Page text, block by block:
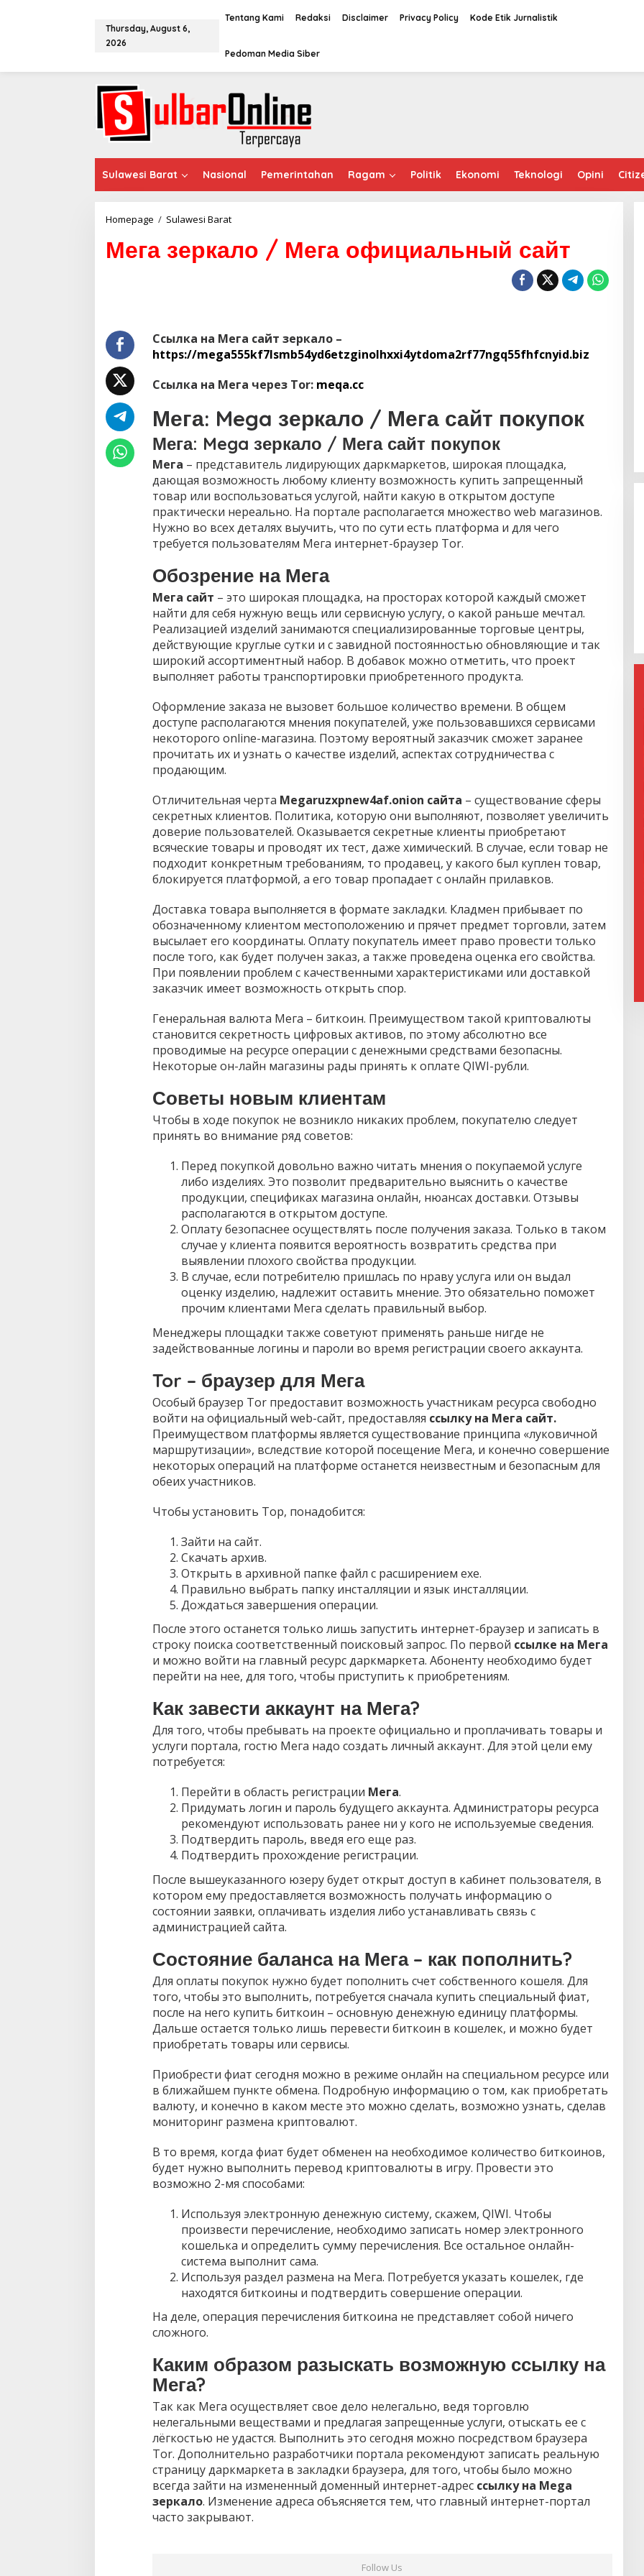
o
Thursday, August 6,
2026
Tentang Kami Redaksi Disclaimer Privacy Policy Kode Etik Jurnalistik
Pedoman Media Siber
Sulawesi Barat Nasional Pemerintahan Ragam Politik Ekonomi Teknologi Opini
Homepage / Sulawesi Barat
г
а
л
о
/
е
а
о
ф
и
ц
и
а
л
ь
н
ы
а
й
Мега зеркало / Мега официальный сайт
Ссылка на Мега сайт зеркало –
https://mega555kf7lsmb54yd6etzginolhxxi4ytdoma2rf77ngq55fhfcnyid.biz
Ссылка на Мега через Tor: meqa.cc
Мега: Mega зеркало / Мега сайт покупок
Мега: Mega зеркало / Мега сайт покупок
Мега – представитель лидирующих даркмаркетов, широкая площадка,
дающая возможность любому клиенту возможность купить запрещенный
товар или воспользоваться услугой, найти какую в открытом доступе
практически нереально. На портале располагается множество web магазинов.
Нужно во всех деталях выучить, что по сути есть платформа и для чего
требуется пользователям Мега интернет-браузер Tor.
Обозрение на Мега
Мега сайт – это широкая площадка, на просторах которой каждый сможет
найти для себя нужную вещь или сервисную услугу, о какой раньше мечтал.
Реализацией изделий занимаются специализированные торговые центры,
действующие круглые сутки и с завидной постоянностью обновляющие и так
широкий ассортиментный набор. В добавок можно отметить, что проект
выполняет работы транспортировки приобретенного продукта.
Оформление заказа не вызовет большое количество времени. В общем
доступе располагаются мнения покупателей, уже пользовавшихся сервисами
некоторого online-магазина. Поэтому вероятный заказчик сможет заранее
прочитать их и узнать о качестве изделий, аспектах сотрудничества с
продающим.
Отличительная черта Megaruzxpnew4af.onion сайта – существование сферы
секретных клиентов. Политика, которую они выполняют, позволяет увеличить
доверие пользователей. Оказывается секретные клиенты приобретают
всяческие товары и проводят их тест, даже химический. В случае, если товар не
подходит конкретным требованиям, то продавец, у какого был куплен товар,
блокируется платформой, а его товар пропадает с онлайн прилавков.
Доставка товара выполняется в формате закладки. Кладмен прибывает по
обозначенному клиентом местоположению и прячет предмет торговли, затем
высылает его координаты. Оплату покупатель имеет право провести только
после того, как будет получен заказ, а также проведена оценка его свойства.
При появлении проблем с качественными характеристиками или доставкой
заказчик имеет возможность открыть спор.
Генеральная валюта Мега – биткоин. Преимуществом такой криптовалюты
становится секретность цифровых активов, по этому абсолютно все
проводимые на ресурсе операции с денежными средствами безопасны.
Некоторые он-лайн магазины рады принять к оплате QIWI-рубли.
Советы новым клиентам
Чтобы в ходе покупок не возникло никаких проблем, покупателю следует
принять во внимание ряд советов:
Перед покупкой довольно важно читать мнения о покупаемой услуге
либо изделиях. Это позволит предварительно выяснить о качестве
продукции, спецификах магазина онлайн, нюансах доставки. Отзывы
располагаются в открытом доступе.
Оплату безопаснее осуществлять после получения заказа. Только в таком
случае у клиента появится вероятность возвратить средства при
выявлении плохого свойства продукции.
В случае, если потребителю пришлась по нраву услуга или он выдал
оценку изделию, надлежит оставить мнение. Это обязательно поможет
прочим клиентами Мега сделать правильный выбор.
Менеджеры площадки также советуют применять раньше нигде не
задействованные логины и пароли во время регистрации своего аккаунта.
Tor – браузер для Мега
Особый браузер Tor предоставит возможность участникам ресурса свободно
войти на официальный web-сайт, предоставляя ссылку на Мега сайт.
Преимуществом платформы является существование принципа «луковичной
маршрутизации», вследствие которой посещение Мега, и конечно совершение
некоторых операций на платформе останется неизвестным и безопасным для
обеих участников.
Чтобы установить Тор, понадобится:
Зайти на сайт.
Скачать архив.
Открыть в архивной папке файл с расширением exe.
Правильно выбрать папку инсталляции и язык инсталляции.
Дождаться завершения операции.
После этого останется только лишь запустить интернет-браузер и записать в
строку поиска соответственный поисковый запрос. По первой ссылке на Мега
и можно войти на главный ресурс даркмаркета. Абоненту необходимо будет
перейти на нее, для того, чтобы приступить к приобретениям.
Как завести аккаунт на Мега?
Для того, чтобы пребывать на проекте официально и проплачивать товары и
услуги портала, гостю Мега надо создать личный аккаунт. Для этой цели ему
потребуется:
Перейти в область регистрации Мега.
Придумать логин и пароль будущего аккаунта. Администраторы ресурса
рекомендуют использовать ранее ни у кого не используемые сведения.
Подтвердить пароль, введя его еще раз.
Подтвердить прохождение регистрации.
После вышеуказанного юзеру будет открыт доступ в кабинет пользователя, в
котором ему предоставляется возможность получать информацию о
состоянии заявки, оплачивать изделия либо устанавливать связь с
администрацией сайта.
Состояние баланса на Мега – как пополнить?
Для оплаты покупок нужно будет пополнить счет собственного кошеля. Для
того, чтобы это выполнить, потребуется сначала купить специальный фиат,
после на него купить биткоин – основную денежную единицу платформы.
Дальше остается только лишь перевести биткоин в кошелек, и можно будет
приобретать товары или сервисы.
Приобрести фиат сегодня можно в режиме онлайн на специальном ресурсе или
в ближайшем пункте обмена. Подробную информацию о том, как приобретать
валюту, и конечно в каком месте это можно сделать, возможно узнать, сделав
мониторинг размена криптовалют.
В то время, когда фиат будет обменен на необходимое количество биткоинов,
будет нужно выполнить перевод криптовалюты в игру. Провести это
возможно 2-мя способами:
Используя электронную денежную систему, скажем, QIWI. Чтобы
произвести перечисление, необходимо записать номер электронного
кошелька и определить сумму перечисления. Все остальное онлайн-
система выполнит сама.
Используя раздел размена на Мега. Потребуется указать кошелек, где
находятся биткоины и подтвердить совершение операции.
На деле, операция перечисления биткоина не представляет собой ничего
сложного.
Каким образом разыскать возможную ссылку на
Мега?
Так как Мега осуществляет свое дело нелегально, ведя торговлю
нелегальными веществами и предлагая запрещенные услуги, отыскать ее с
лёгкостью не удастся. Выполнить это сегодня можно посредством браузера
Tor. Дополнительно разработчики портала рекомендуют записать реальную
страницу даркмаркета в закладки браузера, для того, чтобы было можно
всегда зайти на измененный доменный интернет-адрес ссылку на Mega
зеркало. Изменение адреса объясняется тем, что главный интернет-портал
часто закрывают.
Follow Us
Efektif Cegah Kemacetan BBM,
Pos Pantau Polresta Mamuju
Amankan Jalur SPBU Kali Mamuju
Maksimalkan Gizi Anak, SPPG
Rangas Sajikan Menu Daging Sapi
untuk 2.798 Penerima